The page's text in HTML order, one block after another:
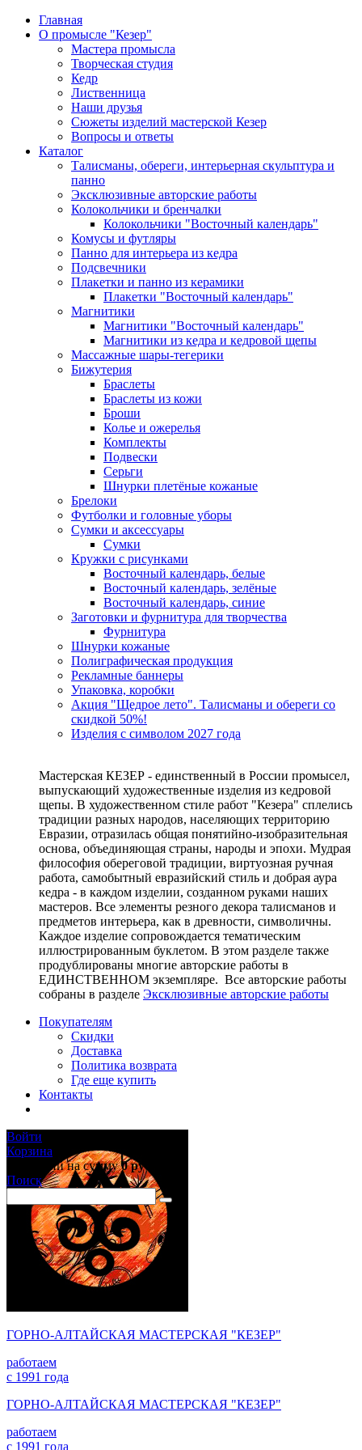
Главная
О промысле "Кезер"
Мастера промысла
Творческая студия
Кедр
Лиственница
Наши друзья
Сюжеты изделий мастерской Кезер
Вопросы и ответы
Каталог
Талисманы, обереги, интерьерная скульптура и
панно
Эксклюзивные авторские работы
Колокольчики и бренчалки
Колокольчики "Восточный календарь"
Комусы и футляры
Панно для интерьера из кедра
Подсвечники
Плакетки и панно из керамики
Плакетки "Восточный календарь"
Магнитики
Магнитики "Восточный календарь"
Магнитики из кедра и кедровой щепы
Массажные шары-тегерики
Бижутерия
Браслеты
Браслеты из кожи
Броши
Колье и ожерелья
Комплекты
Подвески
Серьги
Шнурки плетёные кожаные
Брелоки
Футболки и головные уборы
Сумки и аксессуары
Сумки
Кружки с рисунками
Восточный календарь, белые
Восточный календарь, зелёные
Восточный календарь, синие
Заготовки и фурнитура для творчества
Фурнитура
Шнурки кожаные
Полиграфическая продукция
Рекламные баннеры
Упаковка, коробки
Акция "Щедрое лето". Талисманы и обереги со
скидкой 50%!
Изделия с символом 2027 года
Мастерская КЕЗЕР - единственный в России промысел,
выпускающий художественные изделия из кедровой
щепы. В художественном стиле работ "Кезера" сплелись
традиции разных народов, населяющих территорию
Евразии, отразилась общая понятийно-изобразительная
основа, объединяющая страны, народы и эпохи. Мудрая
философия обереговой традиции, виртуозная ручная
работа, самобытный евразийский стиль и добрая аура
кедра - в каждом изделии, созданном руками наших
мастеров. Все элементы резного декора талисманов и
предметов интерьера, как в древности, символичны.
Каждое изделие сопровождается тематическим
иллюстрированным буклетом. В этом разделе также
продублированы многие авторские работы в
ЕДИНСТВЕННОМ экземпляре. Все авторские работы
собраны в разделе Эксклюзивные авторские работы
Покупателям
Скидки
Доставка
Политика возврата
Где еще купить
Контакты
Войти
Корзина
0 позицийна сумму0 руб.
Поиск
ГОРНО-АЛТАЙСКАЯ МАСТЕРСКАЯ "КЕЗЕР"
работаем
с 1991 года
ГОРНО-АЛТАЙСКАЯ МАСТЕРСКАЯ "КЕЗЕР"
работаем
с 1991 года